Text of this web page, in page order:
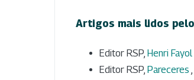
Artigos mais lidos
Editor RSP, Henri
Editor RSP, Pareceres ,